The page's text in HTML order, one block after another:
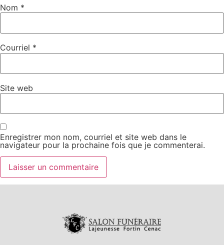
Nom *
Courriel *
Site web
Enregistrer mon nom, courriel et site web dans le
navigateur pour la prochaine fois que je commenterai.